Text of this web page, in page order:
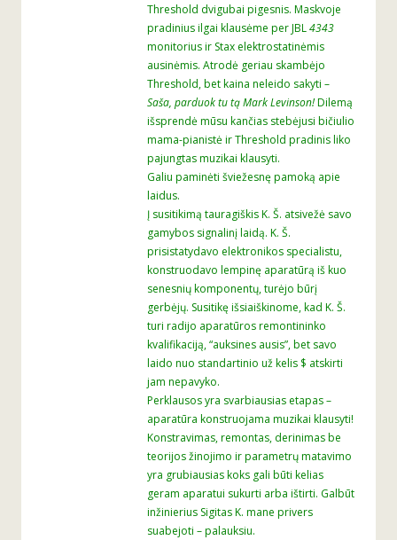
Threshold dvigubai pigesnis. Maskvoje
pradinius ilgai klausėme per JBL4343
monitorius ir Stax elektrostatinėmis
ausinėmis. Atrodė geriau skambėjo
Threshold, bet kaina neleido sakyti –
Saša, parduok tu tą Mark Levinson!Dilemą
išsprendė mūsu kančias stebėjusi bičiulio
mama-pianistė ir Threshold pradinis liko
pajungtas muzikai klausyti.
Galiu paminėti šviežesnę pamoką apie
laidus.
Į susitikimą tauragiškis K. Š. atsivežė savo
gamybos signalinį laidą. K. Š.
prisistatydavo elektronikos specialistu,
konstruodavo lempinę aparatūrą iš kuo
senesnių komponentų, turėjo būrį
gerbėjų. Susitikę išsiaiškinome, kad K. Š.
turi radijo aparatūros remontininko
kvalifikaciją, “auksines ausis”, bet savo
laido nuo standartinio už kelis $ atskirti
jam nepavyko.
Perklausos yra svarbiausias etapas –
aparatūra konstruojama muzikai klausyti!
Konstravimas, remontas, derinimas be
teorijos žinojimo ir parametrų matavimo
yra grubiausias koks gali būti kelias
geram aparatui sukurti arba ištirti. Galbūt
inžinierius Sigitas K. mane privers
suabejoti – palauksiu.